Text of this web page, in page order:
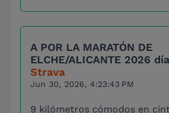
A POR LA MARATÓN DE
ELCHE/ALICANTE 2026
Strava
Jun 30, 2026, 4:23:43 PM
9 kilómetros cómodos en